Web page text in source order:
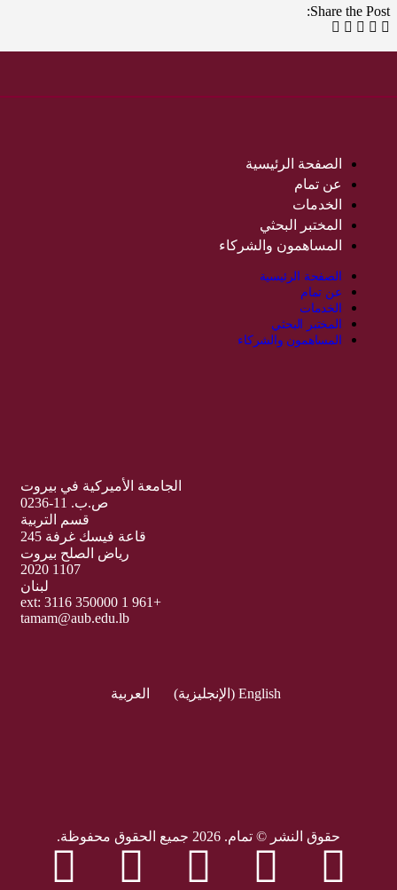
Share the Post:
الصفحة الرئيسية
عن تمام
الخدمات
المختبر البحثي
المساهمون والشركاء
الصفحة الرئيسية
عن تمام
الخدمات
المختبر البحثي
المساهمون والشركاء
الجامعة الأميركية في بيروت
ص.ب. 11-0236
قسم التربية
قاعة فيسك غرفة 245
رياض الصلح بيروت
1107 2020
لبنان
+961 1 350000 ext: 3116
tamam@aub.edu.lb
English
( الإنجليزية) العربية
حقوق النشر © تمام. 2026 جميع الحقوق محفوظة.